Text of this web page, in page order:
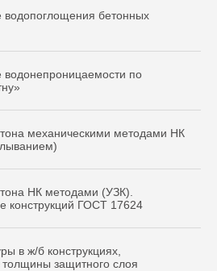
бетонных
по
механическими методами НК
НК методами (УЗК).
конструкций ГОСТ 17624
в ж/б конструкциях,
защитного слоя